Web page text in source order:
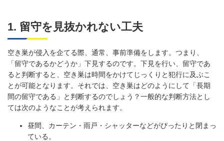
1. 留守を見抜かれない工夫
空き巣が侵入を企てる際、通常、事前準備をします。つまり、
「留守であるかどうか」下見するのです。下見を行い、留守であ
ると判断すると、空き巣は時間をかけてじっくりと犯行に及ぶこ
とが可能となります。それでは、空き巣はどのようにして「長期
間の留守である」と判断するのでしょう？一般的な判断方法とし
ては次のようなことが考えられます。
昼間、カーテン・雨戸・シャッターなどがぴったりと閉まっ
ている。